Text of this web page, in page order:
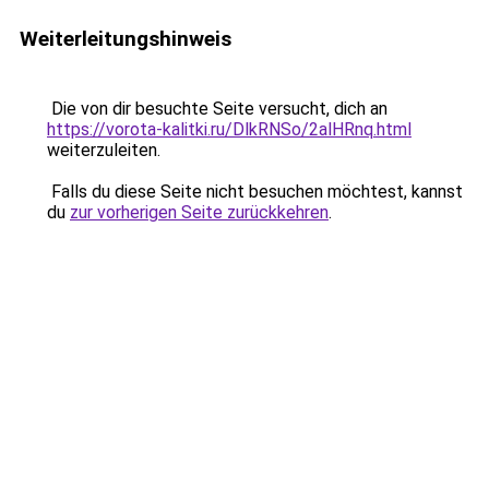
Weiterleitungshinweis
Die von dir besuchte Seite versucht, dich an
https://vorota-kalitki.ru/DlkRNSo/2alHRnq.html
weiterzuleiten.
Falls du diese Seite nicht besuchen möchtest, kannst
du zur vorherigen Seite zurückkehren.